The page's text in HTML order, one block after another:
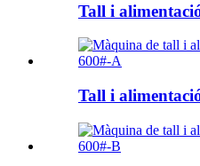
Tall i
Tall i